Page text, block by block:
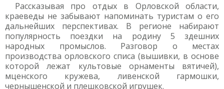
Рассказывая про отдых в Орловской области,
краеведы не забывают напоминать туристам о его
дальнейших перспективах. В регионе набирают
популярность поездки на родину 5 здешних
народных промыслов. Разговор о местах
производства орловского списа (вышивки, в основе
которой лежат культовые орнаменты вятичей),
мценского кружева, ливенской гармошки,
чернышенской и плешковской игрушек.